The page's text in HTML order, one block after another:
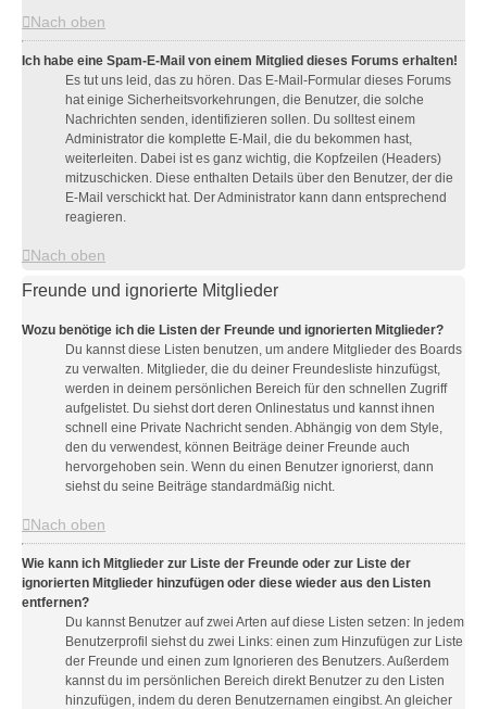
Nach oben
Ich habe eine Spam-E-Mail von einem Mitglied dieses Forums erhalten!
Es tut uns leid, das zu hören. Das E-Mail-Formular dieses Forums
hat einige Sicherheitsvorkehrungen, die Benutzer, die solche
Nachrichten senden, identifizieren sollen. Du solltest einem
Administrator die komplette E-Mail, die du bekommen hast,
weiterleiten. Dabei ist es ganz wichtig, die Kopfzeilen (Headers)
mitzuschicken. Diese enthalten Details über den Benutzer, der die
E-Mail verschickt hat. Der Administrator kann dann entsprechend
reagieren.
Nach oben
Freunde und ignorierte Mitglieder
Wozu benötige ich die Listen der Freunde und ignorierten Mitglieder?
Du kannst diese Listen benutzen, um andere Mitglieder des Boards
zu verwalten. Mitglieder, die du deiner Freundesliste hinzufügst,
werden in deinem persönlichen Bereich für den schnellen Zugriff
aufgelistet. Du siehst dort deren Onlinestatus und kannst ihnen
schnell eine Private Nachricht senden. Abhängig von dem Style,
den du verwendest, können Beiträge deiner Freunde auch
hervorgehoben sein. Wenn du einen Benutzer ignorierst, dann
siehst du seine Beiträge standardmäßig nicht.
Nach oben
Wie kann ich Mitglieder zur Liste der Freunde oder zur Liste der
ignorierten Mitglieder hinzufügen oder diese wieder aus den Listen
entfernen?
Du kannst Benutzer auf zwei Arten auf diese Listen setzen: In jedem
Benutzerprofil siehst du zwei Links: einen zum Hinzufügen zur Liste
der Freunde und einen zum Ignorieren des Benutzers. Außerdem
kannst du im persönlichen Bereich direkt Benutzer zu den Listen
hinzufügen, indem du deren Benutzernamen eingibst. An gleicher